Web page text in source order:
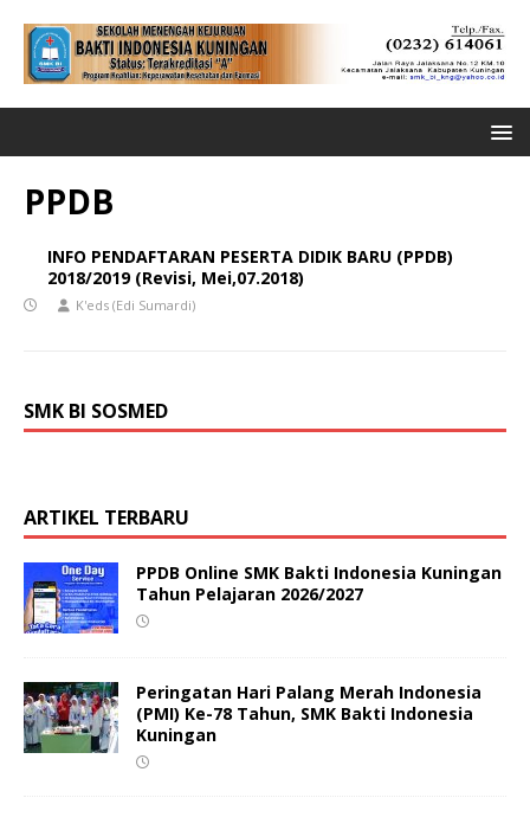
PPDB
INFO PENDAFTARAN PESERTA DIDIK BARU (PPDB)
2018/2019 (Revisi, Mei,07.2018)
K'eds (Edi Sumardi)
SMK BI SOSMED
ARTIKEL TERBARU
PPDB Online SMK Bakti Indonesia Kuningan
Tahun Pelajaran 2026/2027
Peringatan Hari Palang Merah Indonesia
(PMI) Ke-78 Tahun, SMK Bakti Indonesia
Kuningan